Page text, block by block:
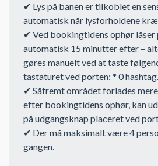
✔ Lys på banen er tilkoblet en
automatisk når lysforholdene
✔ Ved bookingtidens ophør låser
automatisk 15 minutter efter –
gøres manuelt ved at taste
tastaturet ved porten: * 0 hashtag.
✔ Såfremt området forlades
efter bookingtidens ophør, kan
på udgangsknap placeret ved
✔ Der må maksimalt være 4
gangen.